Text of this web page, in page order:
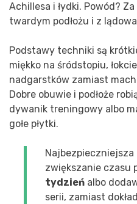
Achillesa i łydki. Powód?
twardym podłożu i z
Podstawy techniki są
miękko na śródstopiu,
nadgarstków zamiast
Dobre obuwie i podłoże
dywanik treningowy albo
gołe płytki.
zwiększanie czasu
tydzień albo
serii, zamiast